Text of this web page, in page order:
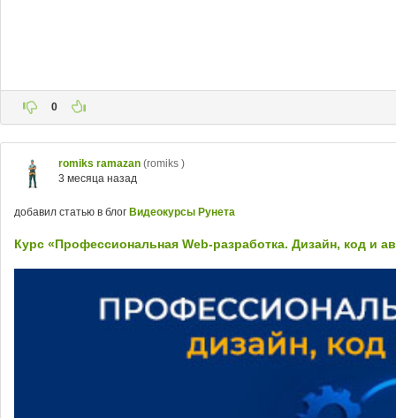
0
romiks ramazan (romiks )
3 месяца назад
добавил статью в блог Видеокурсы Рунета
Курс «Профессиональная Web-разработка. Дизайн, код и